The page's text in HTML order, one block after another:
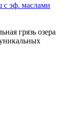
с эф. маслами
грязь озера